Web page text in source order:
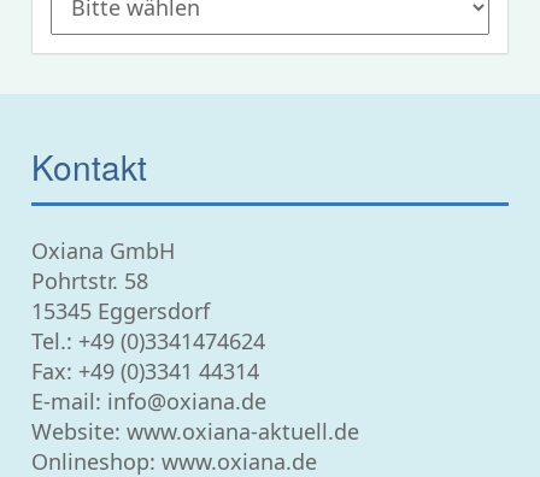
Kontakt
Oxiana GmbH
Pohrtstr. 58
15345 Eggersdorf
Tel.: +49 (0)3341474624
Fax: +49 (0)3341 44314
E-mail: info@oxiana.de
Website:www.oxiana-aktuell.de
Onlineshop: www.oxiana.de